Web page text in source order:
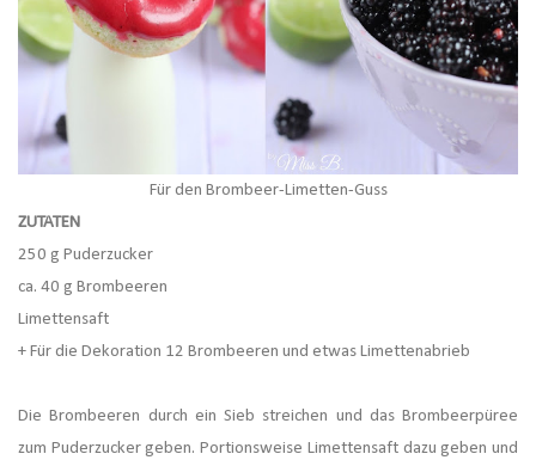
Für den Brombeer-Limetten-Guss
ZUTATEN
250 g Puderzucker
ca. 40 g Brombeeren
Limettensaft
+ Für die Dekoration 12 Brombeeren und etwas Limettenabrieb
Die Brombeeren durch ein Sieb streichen und das Brombeerpüree
zum Puderzucker geben. Portionsweise Limettensaft dazu geben und